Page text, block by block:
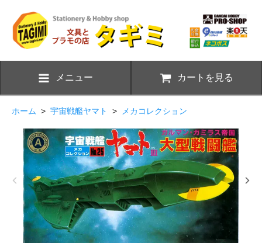
メニュー カートを見る
ホーム > 宇宙戦艦ヤマト > メカコレクション